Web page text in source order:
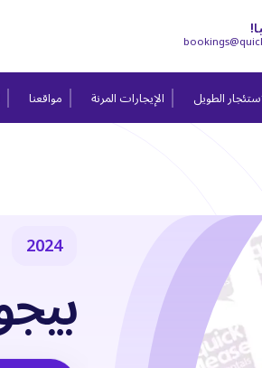
الطويل الإيجارات المرنة مواقعنا
2024
بيجو